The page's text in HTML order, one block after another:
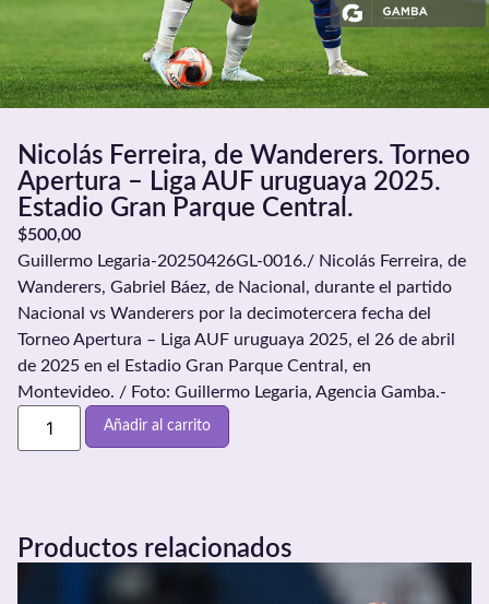
Nicolás Ferreira, de Wanderers. Torneo
Apertura – Liga AUF uruguaya 2025.
Estadio Gran Parque Central.
$500,00
Guillermo Legaria-20250426GL-0016./ Nicolás Ferreira, de
Wanderers, Gabriel Báez, de Nacional, durante el partido
Nacional vs Wanderers por la decimotercera fecha del
Torneo Apertura – Liga AUF uruguaya 2025, el 26 de abril
de 2025 en el Estadio Gran Parque Central, en
Montevideo. / Foto: Guillermo Legaria, Agencia Gamba.-
Añadir al carrito
Productos relacionados